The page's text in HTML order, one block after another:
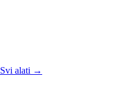
Svi alati →